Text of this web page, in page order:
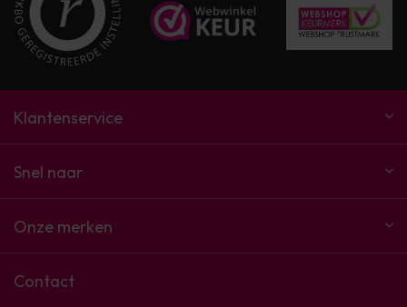
Klantenservice
Snel naar
Onze merken
Contact